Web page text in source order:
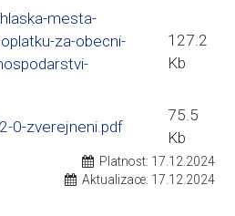
mesta-
za-obecni-
127.2
Kb
0-zverejneni.pdf
75.5
Kb
Platnost: 17.12.2024
Aktualizace: 17.12.2024